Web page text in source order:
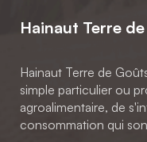
Hainaut Terre
Hainaut Terre de
simple particulier ou
agroalimentaire, de
consommation qui